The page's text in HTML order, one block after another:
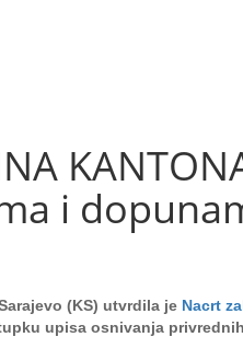
i
(KS) utvrdila je Nacrt
upisa osnivanja